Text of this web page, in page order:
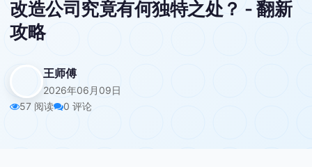
改造公司究竟有何独特之处？ - 翻新
攻略
王师傅
2026年06月09日
57 阅读
0 评论